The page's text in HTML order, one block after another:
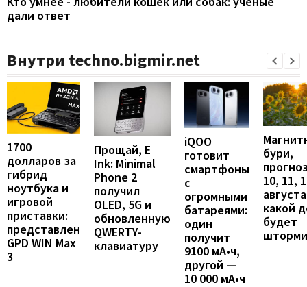
дали ответ
Внутри techno.bigmir.net
1700
долларов за
гибрид
ноутбука и
игровой
приставки:
представлен
GPD WIN Max
3
Прощай, E
Ink: Minimal
Phone 2
получил
OLED, 5G и
обновленную
QWERTY-
клавиатуру
iQOO
готовит
смартфоны
с
огромными
батареями:
один
получит
9100 мА•ч,
другой —
10 000 мА•ч
бури,
10, 11,
какой
будет